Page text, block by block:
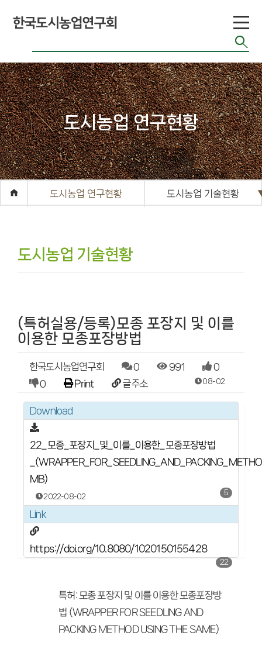
뮤
니
티
공지게시판
도시농업 관련단
체 자료
기타자료실
FAQ
도시농업 연구현황
도시농업 연구현황 도시농업 기술현황
도시농업 기술현황
(특허실용/등록)모종 포장지 및 이를
이용한 모종포장방법
한국도시농업연구회 0 991
0
0
Print 글주소 08-02
Download
22_모종_포장지_및_이를_이용한_모종포장방법
MB)
2022-08-02
5
Link
https://doi.org/10.8080/1020150155428
22
특허: 모종 포장지 및 이를 이용한 모종포장방
법 (WRAPPER FOR SEEDLING AND
PACKING METHOD USING THE SAME)